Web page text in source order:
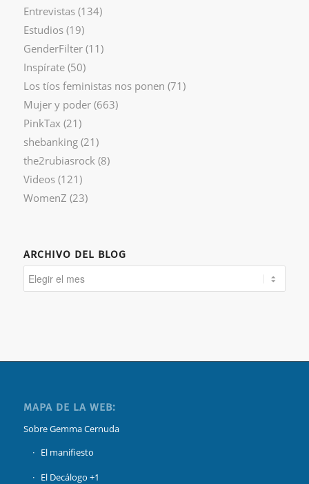
Entrevistas(134)
Estudios(19)
GenderFilter(11)
Inspírate(50)
Los tíos feministas nos ponen (71)
Mujer y poder(663)
PinkTax (21)
shebanking(21)
the2rubiasrock (8)
Videos(121)
WomenZ (23)
ARCHIVO DEL BLOG
MAPA DE LA WEB:
Sobre Gemma Cernuda
El manifiesto
El Decálogo +1